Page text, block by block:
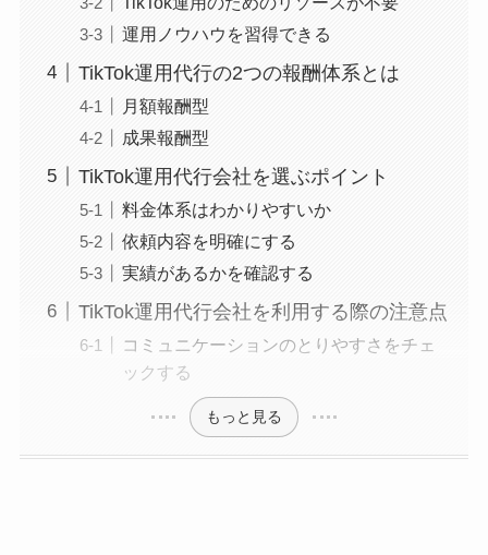
運用ノウハウを習得できる
TikTok運用代行の2つの報酬体系とは
月額報酬型
成果報酬型
TikTok運用代行会社を選ぶポイント
料金体系はわかりやすいか
依頼内容を明確にする
実績があるかを確認する
TikTok運用代行会社を利用する際の注意点
コミュニケーションのとりやすさをチェ
ックする
もっと見る